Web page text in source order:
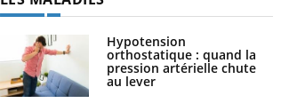
Hypotension
orthostatique : quand la
pression artérielle chute
au lever